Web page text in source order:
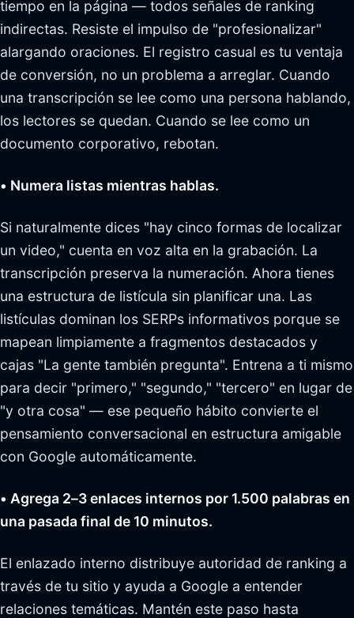
tiempo en la página — todos señales de ranking
indirectas. Resiste el impulso de "profesionalizar"
alargando oraciones. El registro casual es tu ventaja
de conversión, no un problema a arreglar. Cuando
una transcripción se lee como una persona hablando,
los lectores se quedan. Cuando se lee como un
documento corporativo, rebotan.
• Numera listas mientras hablas.
Si naturalmente dices "hay cinco formas de localizar
un video," cuenta en voz alta en la grabación. La
transcripción preserva la numeración. Ahora tienes
una estructura de listícula sin planificar una. Las
listículas dominan los SERPs informativos porque se
mapean limpiamente a fragmentos destacados y
cajas "La gente también pregunta". Entrena a ti mismo
para decir "primero," "segundo," "tercero" en lugar de
"y otra cosa" — ese pequeño hábito convierte el
pensamiento conversacional en estructura amigable
con Google automáticamente.
• Agrega 2–3 enlaces internos por 1.500 palabras en
una pasada final de 10 minutos.
El enlazado interno distribuye autoridad de ranking a
través de tu sitio y ayuda a Google a entender
relaciones temáticas. Mantén este paso hasta